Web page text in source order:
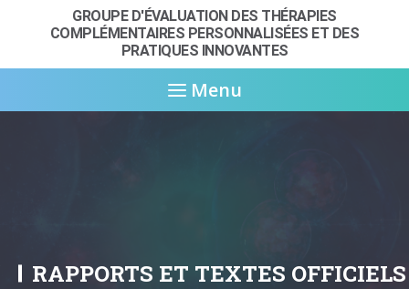
GROUPE D'ÉVALUATION DES THÉRAPIES
COMPLÉMENTAIRES PERSONNALISÉES ET DES
PRATIQUES INNOVANTES
Menu
RAPPORTS ET TEXTES OFFICIELS